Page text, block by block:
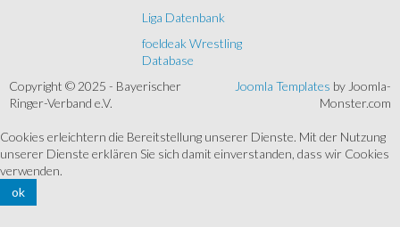
Liga Datenbank
foeldeak Wrestling
Database
Copyright © 2025 - Bayerischer
Ringer-Verband e.V.
Joomla Templates by Joomla-
Monster.com
Cookies erleichtern die Bereitstellung unserer Dienste. Mit der Nutzung
unserer Dienste erklären Sie sich damit einverstanden, dass wir Cookies
verwenden.
ok